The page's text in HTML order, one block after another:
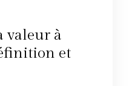
valeur à
et